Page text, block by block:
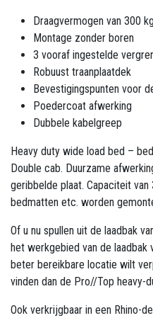
Draagvermogen van 300 kg
Montage zonder boren
3 vooraf ingestelde
Robuust traanplaatdek
Bevestigingspunten voor
Poedercoat afwerking
Dubbele kabelgreep
Heavy duty wide load bed –
Double cab. Duurzame
geribbelde plaat. Capaciteit
bedmatten etc. worden
Of u nu spullen uit de laadbak
het werkgebied van de laadbak
beter bereikbare locatie wilt
vinden dan de Pro//Top heavy-
Ook verkrijgbaar in een Rhino-